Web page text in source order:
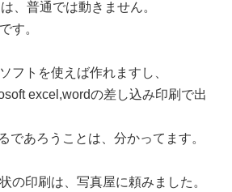
、普通では動きません。
す。
フトを使えば作れますし、
excel,wordの差し込み印刷で出
であろうことは、分かってます。
の印刷は、写真屋に頼みました。